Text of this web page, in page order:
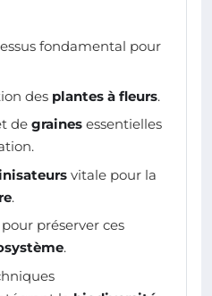
fondamental pour
des plantes à fleurs.
de graines essentielles
vitale pour la
.
préserver ces
.